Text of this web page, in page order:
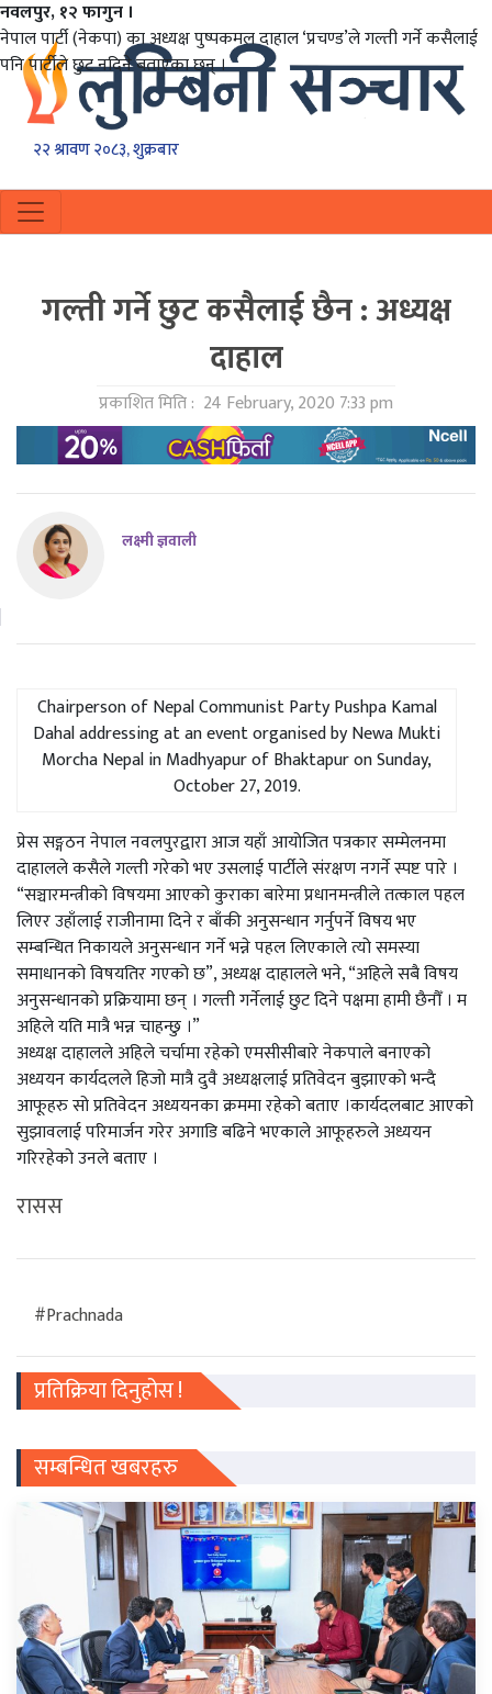
२२ श्रावण २०८३, शुक्रबार
गल्ती गर्ने छुट कसैलाई छैन : अध्यक्ष
दाहाल
प्रकाशित मिति : 24 February, 2020 7:33 pm
लक्ष्मी ज्ञवाली
Chairperson of Nepal Communist Party Pushpa Kamal
Dahal addressing at an event organised by Newa Mukti
Morcha Nepal in Madhyapur of Bhaktapur on Sunday,
October 27, 2019.
नवलपुर, १२ फागुन ।
नेपाल पार्टी (नेकपा) का अध्यक्ष पुष्पकमल दाहाल ‘प्रचण्ड’ले गल्ती गर्ने कसैलाई
पनि पार्टीले छुट नदिने बताएका छन् ।
प्रेस सङ्गठन नेपाल नवलपुरद्वारा आज यहाँ आयोजित पत्रकार सम्मेलनमा
दाहालले कसैले गल्ती गरेको भए उसलाई पार्टीले संरक्षण नगर्ने स्पष्ट पारे ।
“सञ्चारमन्त्रीको विषयमा आएको कुराका बारेमा प्रधानमन्त्रीले तत्काल पहल
लिएर उहाँलाई राजीनामा दिने र बाँकी अनुसन्धान गर्नुपर्ने विषय भए
सम्बन्धित निकायले अनुसन्धान गर्ने भन्ने पहल लिएकाले त्यो समस्या
समाधानको विषयतिर गएको छ”, अध्यक्ष दाहालले भने, “अहिले सबै विषय
अनुसन्धानको प्रक्रियामा छन् । गल्ती गर्नेलाई छुट दिने पक्षमा हामी छैनौँ । म
अहिले यति मात्रै भन्न चाहन्छु ।”
अध्यक्ष दाहालले अहिले चर्चामा रहेको एमसीसीबारे नेकपाले बनाएको
अध्ययन कार्यदलले हिजो मात्रै दुवै अध्यक्षलाई प्रतिवेदन बुझाएको भन्दै
आफूहरु सो प्रतिवेदन अध्ययनका क्रममा रहेको बताए ।कार्यदलबाट आएको
सुझावलाई परिमार्जन गरेर अगाडि बढिने भएकाले आफूहरुले अध्ययन
गरिरहेको उनले बताए ।
रासस
#Prachnada
प्रतिक्रिया दिनुहोस !
सम्बन्धित खबरहरु